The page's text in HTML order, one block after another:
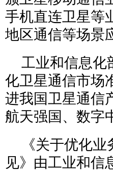
手机直连卫星等
地区通信等场景
工业和信息化
化卫星通信市场
进我国卫星通信
航天强国、数字
《关于优化
见》由工业和信